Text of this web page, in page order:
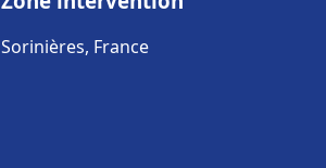
Sorinières, France